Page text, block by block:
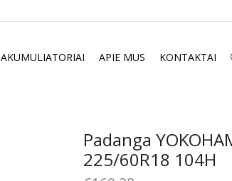
AKUMULIATORIAI APIE MUS KONTAKTAI
Padanga
225/60R18 104H